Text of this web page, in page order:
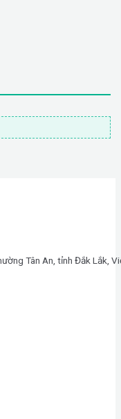
Tân An, tỉnh Đắk Lắk,